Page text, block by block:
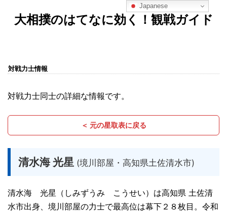
大相撲のはてなに効く！観戦ガイド
対戦力士情報
対戦力士同士の詳細な情報です。
＜ 元の星取表に戻る
清水海 光星 (境川部屋・高知県土佐清水市)
清水海 光星（しみずうみ こうせい）は高知県 土佐清
水市出身、境川部屋の力士で最高位は幕下２８枚目。令和
Japanese